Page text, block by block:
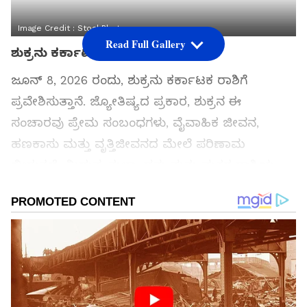
Image Credit : StockPhoto
ಶುಕ್ರನು ಕರ್ಕಾಟಕ ರಾಶಿಗೆ ಪ್ರವೇಶ
ಜೂನ್ 8, 2026 ರಂದು, ಶುಕ್ರನು ಕರ್ಕಾಟಕ ರಾಶಿಗೆ
ಪ್ರವೇಶಿಸುತ್ತಾನೆ. ಜ್ಯೋತಿಷ್ಯದ ಪ್ರಕಾರ, ಶುಕ್ರನ ಈ
ಸಂಚಾರವು ಪ್ರೇಮ ಸಂಬಂಧಗಳು, ವೈವಾಹಿಕ ಜೀವನ,
ಹಣಕಾಸು ಮತ್ತು ವೃತ್ತಿಜೀವನದ ಮೇಲೆ ಪರಿಣಾಮ
ಸಂಬಂಧಗಳು ಮತ್ತು ಕೆಲಸದಲ್ಲಿ ಬದಲಾವಣೆಗಳನ್ನು
ಅನುಭವಿಸಬಹುದು. ಆದ್ದರಿಂದ, 2026 ರಲ್ಲಿ ಶುಕ್ರ ಸಂಚಾರವು
ಈ ರಾಶಿಗೆ ಎಷ್ಟು ಶುಭವಾಗಿರುತ್ತದೆ ನೋಡಿ.
ಸಮಗ್ರ ಸುದ್ದಿ ಮೂಲವನ್ನಾಗಿ asianet suvarna news ಅನ್ನು
ಆಯ್ಕೆ ಮಾಡಿಕೊಳ್ಳಿ
Read Full Gallery